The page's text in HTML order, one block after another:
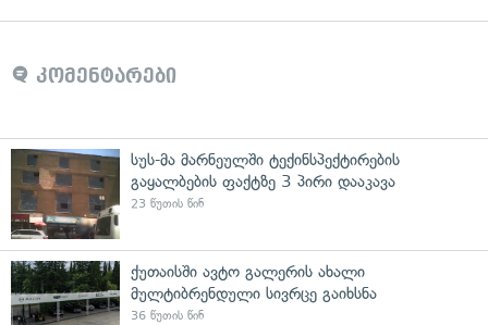
კომენტარები
სუს-მა მარნეულში ტექინსპექტირების
გაყალბების ფაქტზე 3 პირი დააკავა
23 წუთის წინ
ქუთაისში ავტო გალერის ახალი
მულტიბრენდული სივრცე გაიხსნა
36 წუთის წინ